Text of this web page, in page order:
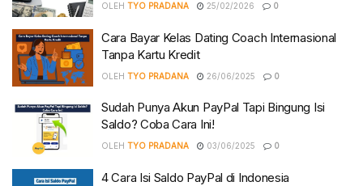
OLEH TYO PRADANA 25/02/2026 0
Cara Bayar Kelas Dating Coach Internasional
Tanpa Kartu Kredit
OLEH TYO PRADANA 26/06/2025 0
Sudah Punya Akun PayPal Tapi Bingung Isi
Saldo? Coba Cara Ini!
OLEH TYO PRADANA 03/06/2025 0
4 Cara Isi Saldo PayPal di Indonesia